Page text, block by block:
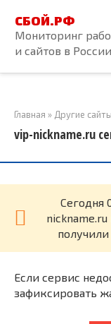
контенту
СБОЙ.РФ
Мониторинг
и сайтов в России
Главная » Другие сайты
vip-nickname.ru
Cегодня
Если сервис
зафиксировать